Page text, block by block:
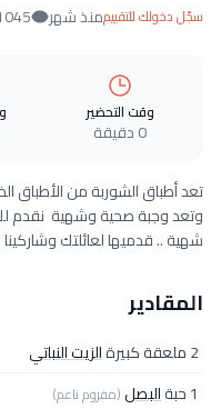
سجّل دخولك للتقييممنذ شهر 1045
وقت التحضير
0 دقيقة
تعد أطباق الشوربة من الأطباق
وتعد وجبة صحية وشهية نقدم
شهية .. قدميها لعائلتك
المقادير
2 ملعقة كبيرة
الزيت النباتي
1 حبة
البصل(مفروم ناعم)